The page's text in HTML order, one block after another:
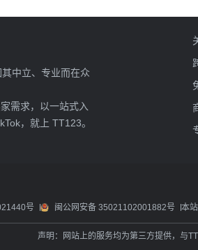
中立、专业而在众
需求，以一站式入
，就上 TT123。
号 闽公网安备 35021102001882号 本
声明：网站上的服务均为第三方提供，与